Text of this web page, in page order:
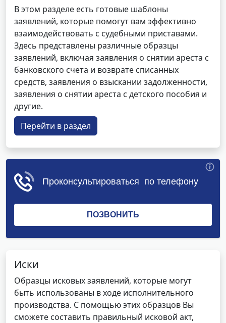
В этом разделе есть готовые шаблоны
заявлений, которые помогут вам эффективно
взаимодействовать с судебными приставами.
Здесь представлены различные образцы
заявлений, включая заявления о снятии ареста с
банковского счета и возврате списанных
средств, заявления о взыскании задолженности,
заявления о снятии ареста с детского пособия и
другие.
Перейти в раздел
Иски
Образцы исковых заявлений, которые могут
быть использованы в ходе исполнительного
производства. С помощью этих образцов Вы
сможете составить правильный исковой акт,